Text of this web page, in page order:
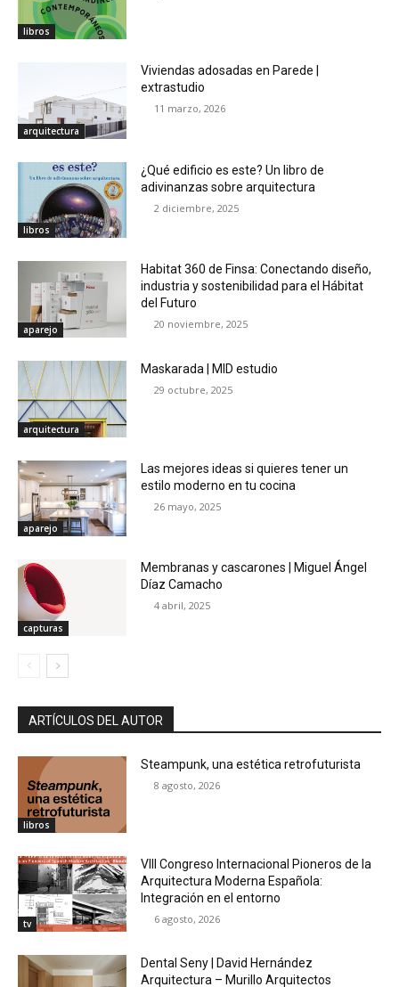
libros
arquitectura
Viviendas adosadas en Parede |
extrastudio
11 marzo, 2026
libros
¿Qué edificio es este? Un libro de
adivinanzas sobre arquitectura
2 diciembre, 2025
aparejo
Habitat 360 de Finsa: Conectando diseño,
industria y sostenibilidad para el Hábitat
del Futuro
20 noviembre, 2025
arquitectura
Maskarada | MID estudio
29 octubre, 2025
aparejo
Las mejores ideas si quieres tener un
estilo moderno en tu cocina
26 mayo, 2025
capturas
Membranas y cascarones | Miguel Ángel
Díaz Camacho
4 abril, 2025
ARTÍCULOS DEL AUTOR
libros
Steampunk, una estética retrofuturista
8 agosto, 2026
tv
VIII Congreso Internacional Pioneros de la
Arquitectura Moderna Española:
Integración en el entorno
6 agosto, 2026
Dental Seny | David Hernández
Arquitectura – Murillo Arquitectos